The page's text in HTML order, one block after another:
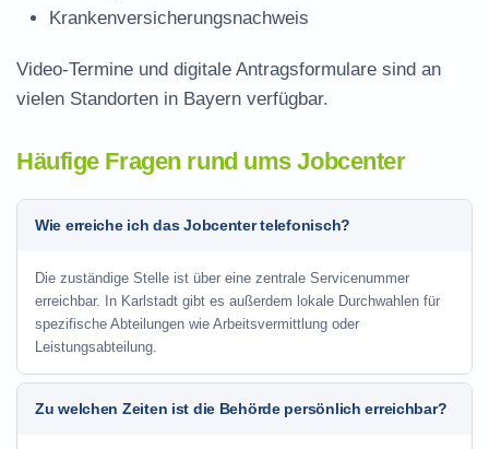
Krankenversicherungsnachweis
Video-Termine und digitale Antragsformulare sind an
vielen Standorten in Bayern verfügbar.
Häufige Fragen rund ums Jobcenter
Wie erreiche ich das Jobcenter telefonisch?
Die zuständige Stelle ist über eine zentrale Servicenummer
erreichbar. In Karlstadt gibt es außerdem lokale Durchwahlen für
spezifische Abteilungen wie Arbeitsvermittlung oder
Leistungsabteilung.
Zu welchen Zeiten ist die Behörde persönlich erreichbar?